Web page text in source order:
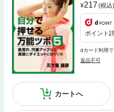
217 (税込)
ポイント
dカード利用
返品不可
カートへ